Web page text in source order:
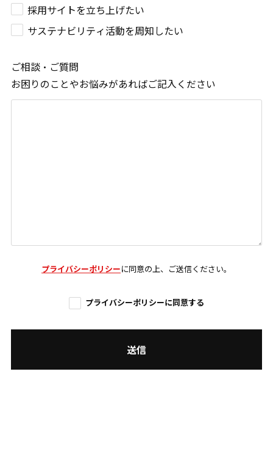
採用サイトを立ち上げたい
サステナビリティ活動を周知したい
ご相談・ご質問
お困りのことやお悩みがあればご記入ください
プライバシーポリシーに同意の上、ご送信ください。
プライバシーポリシーに同意する